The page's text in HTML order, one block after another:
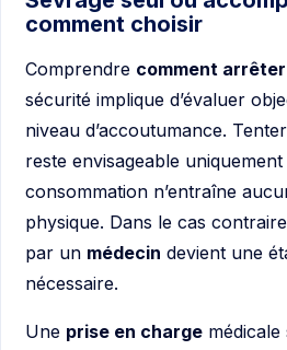
comment choisir
Comprendre comment arrêter
sécurité implique d’évaluer
niveau d’accoutumance.
reste envisageable
consommation n’entraîne
physique. Dans le cas
par un médecin devient une
nécessaire.
Une prise en charge médicale